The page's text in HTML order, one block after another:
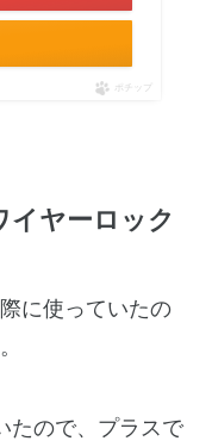
ポチップ
イヤーロック
に使っていたの
たので、プラスで